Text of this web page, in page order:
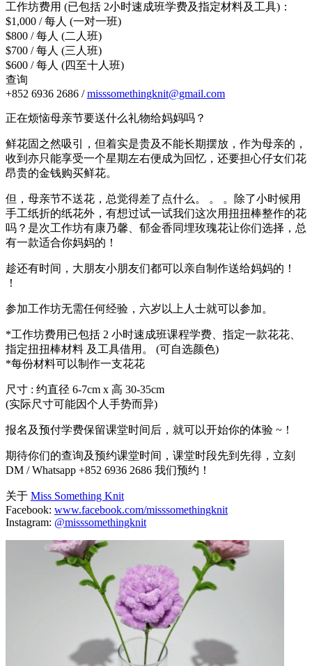
工作坊费用 (已包括 2小时速成班学费及指定材料及工具)：
$1,000 / 每人 (一对一班)
$800 / 每人 (二人班)
$700 / 每人 (三人班)
$600 / 每人 (四至十人班)
查询
+852 6936 2686 /misssomethingknit@gmail.com
正在烦恼母亲节要送什么礼物给妈妈吗？
鲜花固之然吸引，但着实是贵及不能长期摆放，作为母亲的，
收到亦只能享受一个星期左右便成为回忆，还要担心仔女们花
昂贵的金钱购买鲜花。
但，母亲节不送花，总觉得差了点什么。 。 。除了小时候用
手工纸折的纸花外，有想过试一试我们这次用扭扭棒整作的花
吗？是次工作坊有康乃馨、郁金香同埋玫瑰花让你们选择，总
有一款适合你妈妈的！
趁还有时间，大朋友小朋友们都可以亲自制作送给妈妈的！
！
参加工作坊无需任何经验，六岁以上人士就可以参加。
*工作坊费用已包括 2 小时速成班课程学费、指定一款花花、
指定扭扭棒材料 及工具借用。 (可自选颜色)
*每份材料可以制作一支花花
尺寸 : 约直径 6-7cm x 高 30-35cm
(实际尺寸可能因个人手势而异)
报名及预付学费保留课堂时间后，就可以开始你的体验 ~！
期待你们的查询及预约课堂时间，课堂时段先到先得，立刻
DM / Whatsapp +852 6936 2686 我们预约！
关于 Miss Something Knit
Facebook: www.facebook.com/misssomethingknit
Instagram: @misssomethingknit